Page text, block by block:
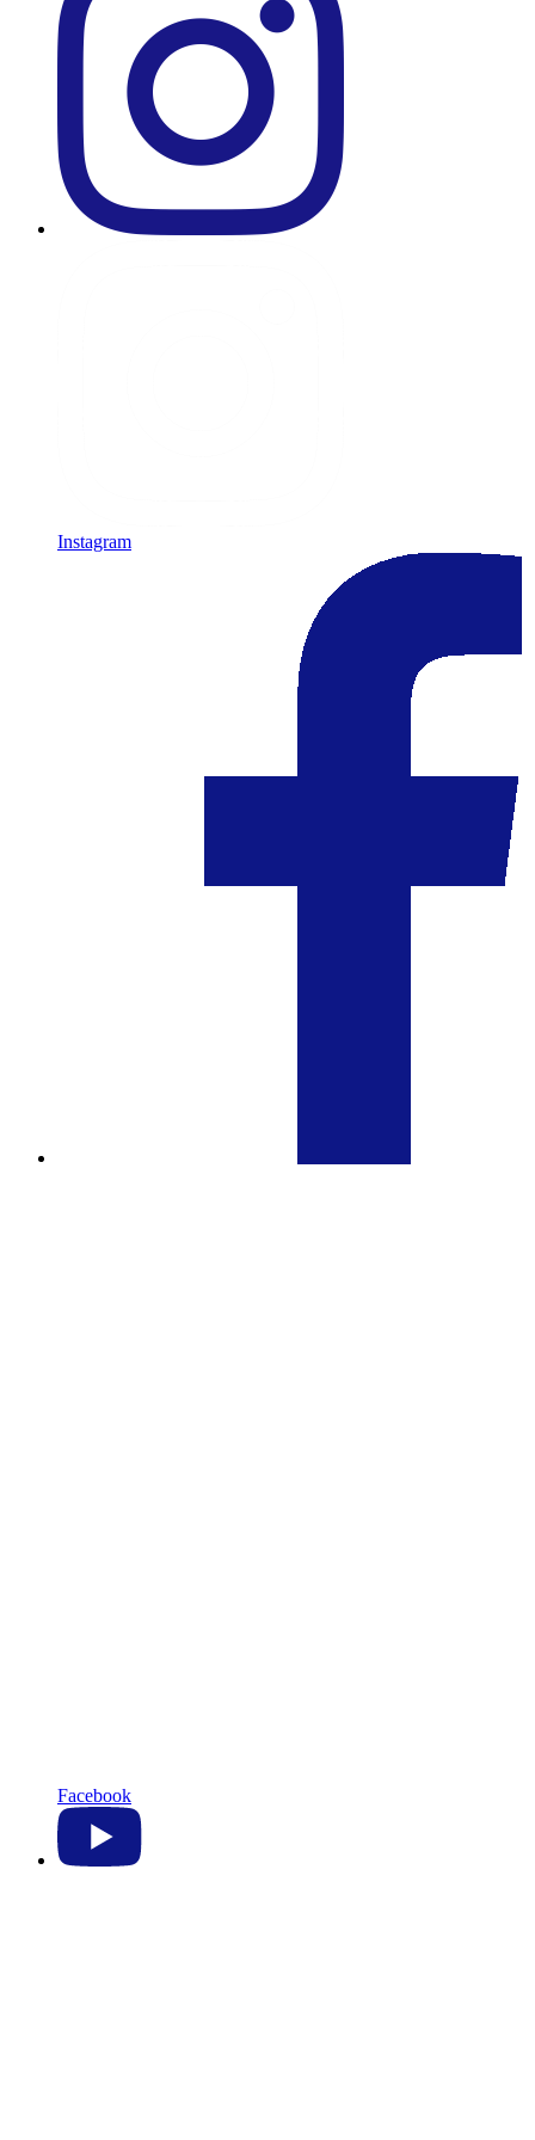
Instagram
Facebook